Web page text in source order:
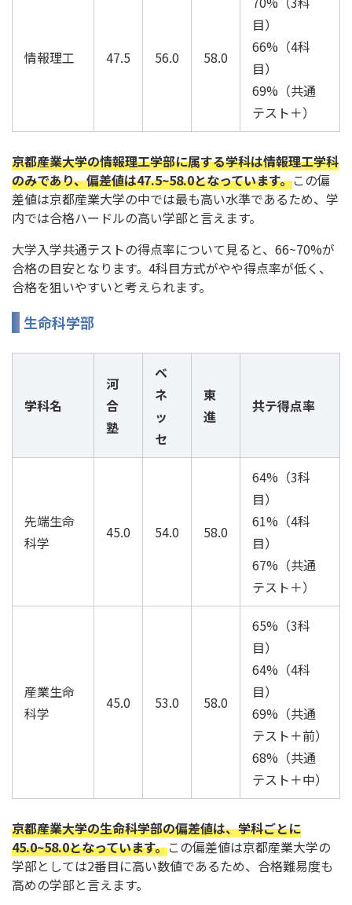
情報理工 47.5 56.0 58.0
目）
66%（4科
目）
69%（共通
テスト＋）
京都産業大学の情報理工学部に属する学科は情報理工学科
のみであり、偏差値は47.5~58.0となっています。この偏
差値は京都産業大学の中では最も高い水準であるため、学
内では合格ハードルの高い学部と言えます。
大学入学共通テストの得点率について見ると、66~70%が
合格の目安となります。4科目方式がやや得点率が低く、
合格を狙いやすいと考えられます。
生命科学部
学科名
河
合
塾
ベ
ネ
ッ
セ
東
進
共テ得点率
先端生命
科学
45.0 54.0 58.0
64%（3科
目）
61%（4科
目）
67%（共通
テスト＋）
産業生命
科学
45.0 53.0 58.0
65%（3科
目）
64%（4科
目）
69%（共通
テスト＋前）
68%（共通
テスト＋中）
京都産業大学の生命科学部の偏差値は、学科ごとに
45.0~58.0となっています。この偏差値は京都産業大学の
学部としては2番目に高い数値であるため、合格難易度も
高めの学部と言えます。